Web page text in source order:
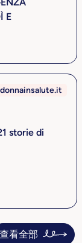
E
donnainsalute.it
storie di
查看全部